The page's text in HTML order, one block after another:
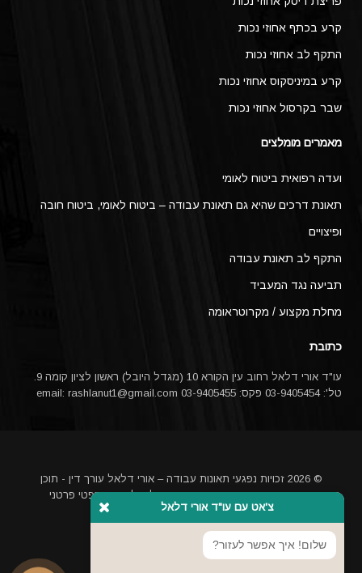
קרע בכתף אחוזי נכות
התקף לב אחוזי נכות
קרע במיניסקוס אחוזי נכות
שבר בקרסול אחוזי נכות
מאמרים מומלצים
ועדה רפואית ביטוח לאומי
תאונת דרכים שהיא גם תאונת עבודה – ביטוח לאומי, ביטוח חובה
ופיצויים
התקף לב תאונת עבודה
תביעה נגד המעביד
מחלת מקצוע / מקרוטראומה
כתובת
טל': 03-9405454 פקס: 03-9405455 email:
rashlanut1@gmail.com
© 2026 זכויות נפגעי תאונות עבודה – אורי דלאל עורך דין - תוכן
האתר אינו מהווה ייעוץ משפטי או תחליף לייעוץ משפטי פרטני
באמצעות עורך דין
צ'אט עם עו"ד אורי דלאל
שלום! איך אפשר לעזור?